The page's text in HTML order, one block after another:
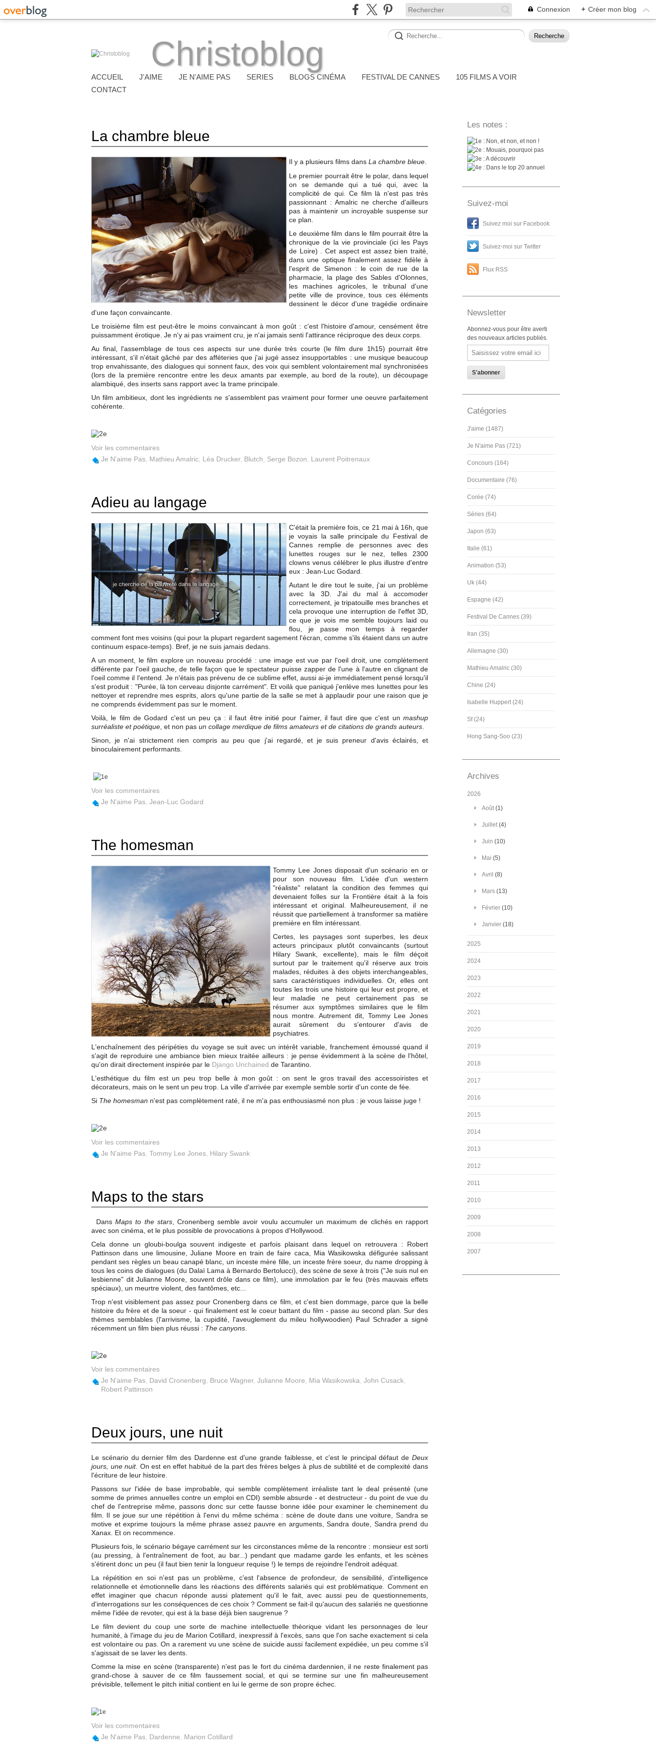
Connexion + Créer mon blog
Christoblog
ACCUEIL J'AIME JE N'AIME PAS SERIES BLOGS CINÉMA FESTIVAL DE CANNES
105 FILMS A VOIR
CONTACT
La chambre bleue
Il y a plusieurs films dans La chambre bleue
Le premier pourrait être le polar, dans lequel
on se demande qui a tué qui, avec la
complicité de qui. Ce film là n'est pas très
passionnant : Amalric ne cherche d'ailleurs
pas à maintenir un incroyable suspense sur
ce plan.
Le deuxième film dans le film pourrait être la
chronique de la vie provinciale (ici les Pays
de Loire) . Cet aspect est assez bien traité,
dans une optique finalement assez fidèle à
l'esprit de Simenon : le coin de rue de la
pharmacie, la plage des Sables d'Olonnes,
les machines agricoles, le tribunal d'une
petite ville de province, tous ces éléments
dessinent le décor d'une tragédie ordinaire
d'une façon convaincante.
Le troisième film est peut-être le moins convaincant à mon goût : c'est l'histoire d'amour, censément être
puissamment érotique. Je n'y ai pas vraiment cru, je n'ai jamais senti l'attirance réciproque des deux corps.
Au final, l'assemblage de tous ces aspects sur une durée très courte (le film dure 1h15) pourrait être
intéressant, s'il n'était gâché par des afféteries que j'ai jugé assez insupportables : une musique beaucoup
trop envahissante, des dialogues qui sonnent faux, des voix qui semblent volontairement mal synchronisées
(lors de la première rencontre entre les deux amants par exemple, au bord de la route), un découpage
alambiqué, des inserts sans rapport avec la trame principale.
Un film ambitieux, dont les ingrédients ne s'assemblent pas vraiment pour former une oeuvre parfaitement
cohérente.
Voir les commentaires
Je N'aime Pas Mathieu Amalric Léa Drucker, Blutch Serge Bozon Laurent Poitrenaux
Adieu au langage
C'était la première fois, ce 21 mai à 16h, que
je voyais la salle principale du Festival de
Cannes remplie de personnes avec des
lunettes rouges sur le nez, telles 2300
clowns venus célébrer le plus illustre d'entre
eux : Jean-Luc Godard.
Autant le dire tout le suite, j'ai un problème
avec la 3D. J'ai du mal à accomoder
correctement, je tripatouille mes branches et
cela provoque une interruption de l'effet 3D,
ce que je vois me semble toujours laid ou
flou, je passe mon temps à regarder
comment font mes voisins (qui pour la plupart regardent sagement l'écran, comme s'ils étaient dans un autre
continuum espace-temps). Bref, je ne suis jamais dedans.
A un moment, le film explore un nouveau procédé : une image est vue par l'oeil droit, une complètement
différente par l'oeil gauche, de telle façon que le spectateur puisse zapper de l'une à l'autre en clignant de
l'oeil comme il l'entend. Je n'étais pas prévenu de ce sublime effet, aussi ai-je immédiatement pensé lorsqu'il
s'est produit : "Purée, là ton cerveau disjonte carrément". Et voilà que paniqué j'enlève mes lunettes pour les
nettoyer et reprendre mes esprits, alors qu'une partie de la salle se met à applaudir pour une raison que je
ne comprends évidemment pas sur le moment.
Voilà, le film de Godard c'est un peu ça : il faut être initié pour l'aimer, il faut dire que c'est un mashup
surréaliste et poétique , et non pas un collage merdique de films amateurs et de citations de grands auteurs
Sinon, je n'ai strictement rien compris au peu que j'ai regardé, et je suis preneur d'avis éclairés, et
binoculairement performants.
Voir les commentaires
Je N'aime Pas Jean-Luc Godard
The homesman
Tommy Lee Jones disposait d'un scénario en or
pour son nouveau film. L'idée d'un western
"réaliste" relatant la condition des femmes qui
devenaient folles sur la Frontière était à la fois
intéressant et original. Malheureusement, il ne
réussit que partiellement à transformer sa matière
première en film intéressant.
Certes, les paysages sont superbes, les deux
acteurs principaux plutôt convaincants (surtout
Hilary Swank, excellente), mais le film déçoit
surtout par le traitement qu'il réserve aux trois
malades, réduites à des objets interchangeables,
sans caractéristiques individuelles. Or, elles ont
toutes les trois une histoire qui leur est propre, et
leur maladie ne peut certainement pas se
résumer aux symptômes similaires que le film
nous montre. Autrement dit, Tommy Lee Jones
aurait sûrement du s'entourer d'avis de
psychiatres.
L'enchaînement des péripéties du voyage se suit avec un intérêt variable, franchement émoussé quand il
s'agit de reproduire une ambiance bien mieux traitée ailleurs : je pense évidemment à la scène de l'hôtel,
qu'on dirait directement inspirée par le Django Unchained de Tarantino.
L'esthétique du film est un peu trop belle à mon goût : on sent le gros travail des accessoiristes et
décorateurs, mais on le sent un peu trop. La ville d'arrivée par exemple semble sortir d'un conte de fée.
Si The homesman n'est pas complètement raté, il ne m'a pas enthousiasmé non plus : je vous laisse juge !
Voir les commentaires
Je N'aime Pas Tommy Lee Jones Hilary Swank
Maps to the stars
DansMaps to the stars, Cronenberg semble avoir voulu accumuler un maximum de clichés en rapport
avec son cinéma, et le plus possible de provocations à propos d'Hollywood.
Cela donne un gloubi-boulga souvent indigeste et parfois plaisant dans lequel on retrouvera : Robert
Pattinson dans une limousine, Juliane Moore en train de faire caca, Mia Wasikowska défigurée salissant
pendant ses règles un beau canapé blanc, un inceste mère fille, un inceste frère soeur, du name dropping à
tous les coins de dialogues (du Dalaï Lama à Bernardo Bertolucci), des scène de sexe à trois ("Je suis nul en
lesbienne" dit Julianne Moore, souvent drôle dans ce film), une immolation par le feu (très mauvais effets
spéciaux), un meurtre violent, des fantômes, etc...
Trop n'est visiblement pas assez pour Cronenberg dans ce film, et c'est bien dommage, parce que la belle
histoire du frère et de la soeur - qui finalement est le coeur battant du film - passe au second plan. Sur des
thèmes semblables (l'arrivisme, la cupidité, l'aveuglement du mileu hollywoodien) Paul Schrader a signé
récemment un film bien plus réussi : The canyons
Voir les commentaires
Je N'aime Pas David Cronenberg Bruce Wagner, Julianne Moore Mia Wasikowska John Cusack
Robert Pattinson
Deux jours, une nuit
Le scénario du dernier film des Dardenne est d'une grande faiblesse, et c'est le principal défaut de Deux
jours, une nuit. On est en effet habitué de la part des frères belges à plus de subtilité et de complexité dans
l'écriture de leur histoire.
Passons sur l'idée de base improbable, qui semble complètement irréaliste tant le deal présenté (une
somme de primes annuelles contre un emploi en CDI) semble absurde - et destructeur - du point de vue du
chef de l'entreprise même, passons donc sur cette fausse bonne idée pour examiner le cheminement du
film. Il se joue sur une répétition à l'envi du même schéma : scène de doute dans une voiture, Sandra se
motive et exprime toujours la même phrase assez pauvre en arguments, Sandra doute, Sandra prend du
Xanax. Et on recommence.
Plusieurs fois, le scénario bégaye carrément sur les circonstances même de la rencontre : monsieur est sorti
(au pressing, à l'entraînement de foot, au bar...) pendant que madame garde les enfants, et les scènes
s'étirent donc un peu (il faut bien tenir la longueur requise !) le temps de rejoindre l'endroit adéquat.
La répétition en soi n'est pas un problème, c'est l'absence de profondeur, de sensibilité, d'intelligence
relationnelle et émotionnelle dans les réactions des différents salariés qui est problématique. Comment en
effet imaginer que chacun réponde aussi platement qu'il le fait, avec aussi peu de questionnements,
d'interrogations sur les conséquences de ces choix ? Comment se fait-il qu'aucun des salariés ne questionne
même l'idée de revoter, qui est à la base déjà bien saugrenue ?
Le film devient du coup une sorte de machine intellectuelle théorique vidant les personnages de leur
humanité, à l'image du jeu de Marion Cotillard, inexpressif à l'excès, sans que l'on sache exactement si cela
est volontaire ou pas. On a rarement vu une scène de suicide aussi facilement expédiée, un peu comme s'il
s'agissait de se laver les dents.
Comme la mise en scène (transparente) n'est pas le fort du cinéma dardennien, il ne reste finalement pas
grand-chose à sauver de ce film faussement social, et qui se termine sur une fin malheureusement
prévisible, tellement le pitch initial contient en lui le germe de son propre échec.
Voir les commentaires
Je N'aime Pas Dardenne Marion Cotillard
Les notes :
: Non, et non, et non !
: Mouais, pourquoi pas
: A découvrir
: Dans le top 20 annuel
Suivez-moi
Suivez moi sur Facebook
Suivez-moi sur Twitter
Flux RSS
Newsletter
Abonnez-vous pour être averti
des nouveaux articles publiés.
Email
Catégories
J'aime (1487)
Je N'aime Pas (721)
Concours (164)
Documentaire (76)
Corée (74)
Séries (64)
Japon (63)
Italie (61)
Animation (53)
Uk (44)
Espagne (42)
Festival De Cannes (39)
Iran (35)
Allemagne (30)
Mathieu Amalric (30)
Chine (24)
Isabelle Huppert (24)
Sf (24)
Hong Sang-Soo (23)
Archives
2026
Août(1)
Juillet(4)
Juin (10)
Mai (5)
Avril (8)
Mars (13)
Février (10)
Janvier (18)
2025
2024
2023
2022
2021
2020
2019
2018
2017
2016
2015
2014
2013
2012
2011
2010
2009
2008
2007